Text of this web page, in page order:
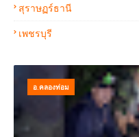
สุราษฏร์ธานี
เพชรบุรี
อ.คลองท่อม